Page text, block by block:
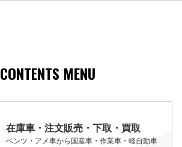
CONTENTS MENU
在庫車・注文販売・下取・買取
ベンツ・アメ車から国産車・作業車・軽自動車